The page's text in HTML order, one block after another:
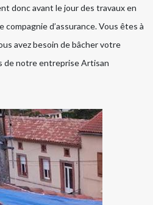
donc avant le jour des travaux en
d’assurance. Vous êtes à
avez besoin de bâcher votre
de notre entreprise Artisan